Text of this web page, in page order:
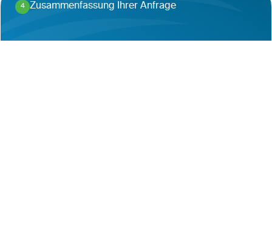
4
. Zusammenfassung Ihrer Anfrage